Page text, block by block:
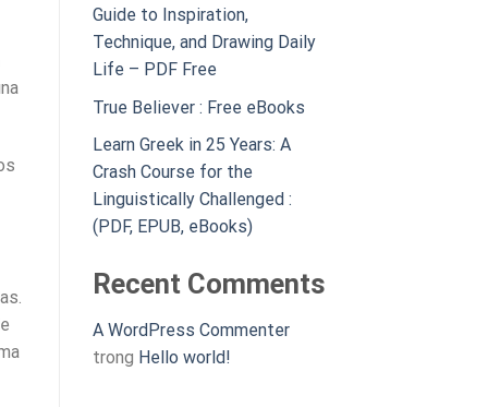
Guide to Inspiration,
Technique, and Drawing Daily
Life – PDF Free
True Believer : Free eBooks
Learn Greek in 25 Years: A
Crash Course for the
Linguistically Challenged :
(PDF, EPUB, eBooks)
Recent Comments
A WordPress Commenter
trong Hello world!